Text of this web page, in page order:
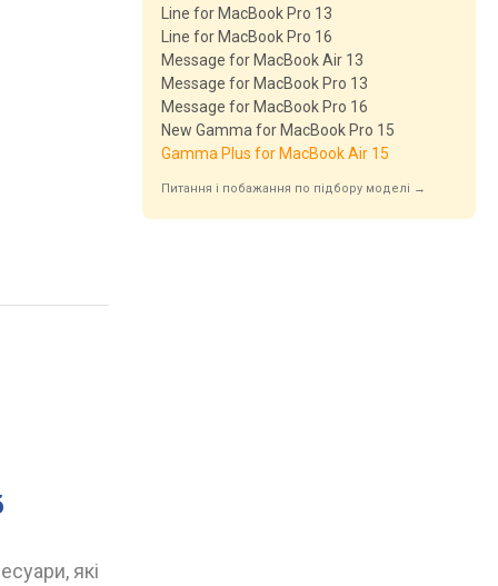
які
Line for MacBook Pro 13
Line for MacBook Pro 16
Message for MacBook Air 13
Message for MacBook Pro 13
Message for MacBook Pro 16
New Gamma for MacBook Pro 15
Gamma Plus for MacBook Air 15
Питання і побажання по підбору моделі →